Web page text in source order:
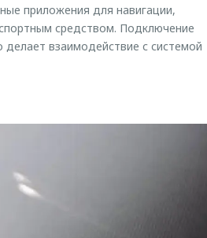
приложения для навигации,
средством. Подключение
взаимодействие с системой